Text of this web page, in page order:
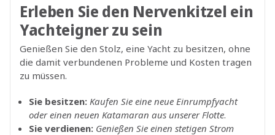
Erleben Sie den Nervenkitzel ein
Yachteigner zu sein
Genießen Sie den Stolz, eine Yacht zu besitzen, ohne
die damit verbundenen Probleme und Kosten tragen
zu müssen.
Sie besitzen: Kaufen Sie eine neue Einrumpfyacht
oder einen neuen Katamaran aus unserer Flotte.
Sie verdienen: Genießen Sie einen stetigen Strom